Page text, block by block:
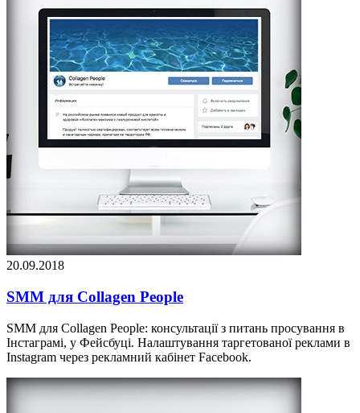
20.09.2018
SMM для Collagen People
SMM для Collagen People: консультації з питань просування в
Інстаграмі, у Фейсбуці. Налаштування таргетованої реклами в
Instagram через рекламний кабінет Facebook.